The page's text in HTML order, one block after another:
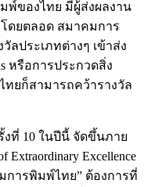
พ์ของไทย มีผู้ส่งผลงาน
ดยตลอด สมาคมการ
ลประเภทต่างๆ เข้าส่ง
หรือการประกวดสิ่ง
ทยก็สามารถคว้ารางวัล
ที่ 10 ในปีนี้ จัดขึ้นภาย
Extraordinary Excellence
การพิมพ์ไทย” ต้องการที่